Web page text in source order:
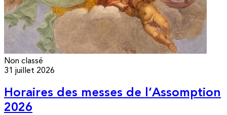
Non classé
31 juillet 2026
Horaires des messes de l’Assomption
2026